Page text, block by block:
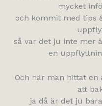
mycket
och kommit med tips
så var det ju inte mer
en
Och när man hittat en
att
ja då är det ju